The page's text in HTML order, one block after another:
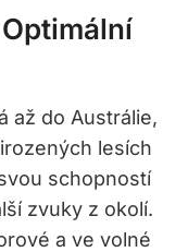
až do Austrálie,
lesích
schopností
zvuky z okolí.
a ve volné